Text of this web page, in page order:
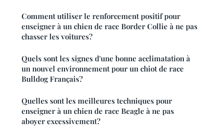
Comment utiliser le renforcement positif pour
enseigner à un chien de race Border Collie à ne pas
chasser les voitures?
Quels sont les signes d'une bonne acclimatation à
un nouvel environnement pour un chiot de race
Bulldog Français?
Quelles sont les meilleures techniques pour
enseigner à un chien de race Beagle à ne pas
aboyer excessivement?